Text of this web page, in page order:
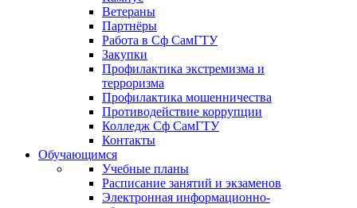
Ветераны
Партнёры
Работа в Сф СамГТУ
Закупки
Профилактика экстремизма и
терроризма
Профилактика мошенничества
Противодействие коррупции
Колледж Сф СамГТУ
Контакты
Обучающимся
Учебные планы
Расписание занятий и экзаменов
Электронная информационно-